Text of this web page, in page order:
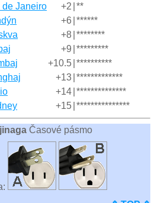
de Janeiro
+2 **
+6 ******
+8 ********
+9 *********
+10.5 **********
+13 *************
+14 **************
+15 ***************
Časové pásmo